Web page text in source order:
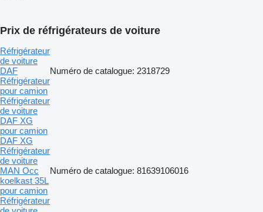
Prix de réfrigérateurs de voiture
Réfrigérateur
de voiture
DAF
Réfrigérateur
pour camion
Numéro de catalogue: 2318729
Réfrigérateur
de voiture
DAF XG
pour camion
DAF XG
Réfrigérateur
de voiture
MAN Occ
koelkast 35L
pour camion
Numéro de catalogue: 81639106016
Réfrigérateur